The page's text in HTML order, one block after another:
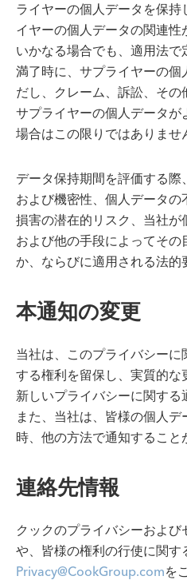
ライヤーの個人データを保
イヤーの個人データの関連
いかなる場合でも、適用法
満了時に、サプライヤーの個
だし、クレーム、訴訟、その
サプライヤーの個人データが
場合はこの限りではありませ
データ保持期間を評価する
および機密性、個人データ
損害の潜在的リスク、当社
および他の手段によってその
か、ならびに適用される法的
本通知の変更
当社は、このプライバシー
する権利を留保し、実質的な
新しいプライバシーに関する
また、当社は、皆様の個人
時、他の方法で通知すること
連絡先情報
クックのプライバシーおよ
や、皆様の権利の行使に関
Privacy@CookGroup.comを